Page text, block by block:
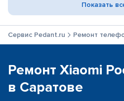
Показать
Сервис Pedant.ru Ремонт
Ремонт Xiaomi
в Саратове